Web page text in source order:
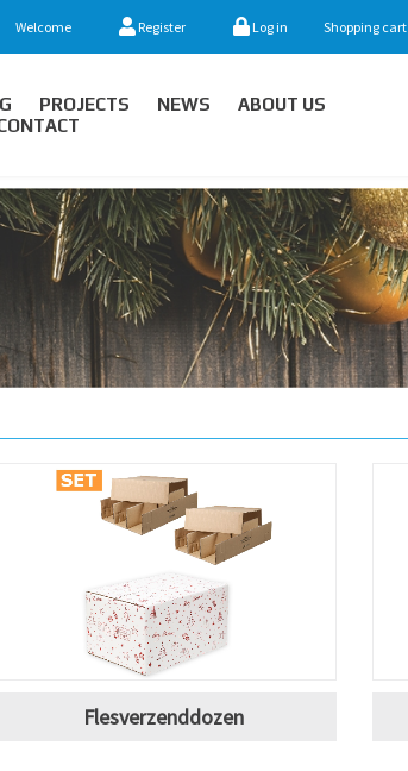
Welcome Register Log in Shopping cart
PROJECTS NEWS
ABOUT US
Flesverzenddozen